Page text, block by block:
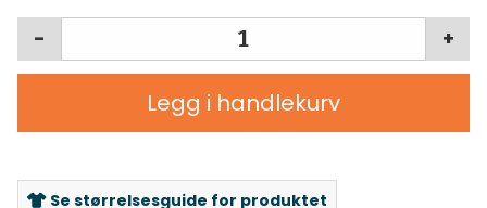
+
-
Legg i handlekurv
Se størrelsesguide for produktet